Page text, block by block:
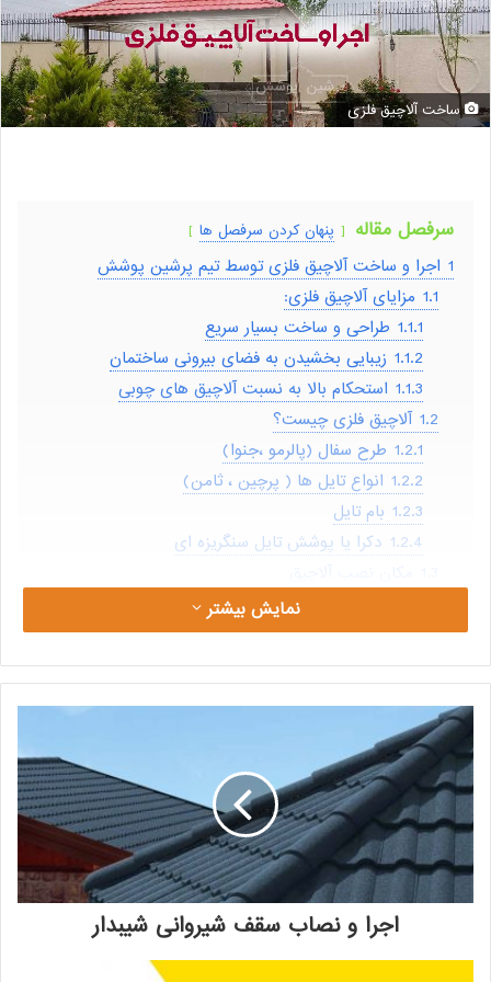
ساخت آلاچیق فلزی
سرفصل مقاله پنهان کردن سرفصل ها
1 اجرا و ساخت آلاچیق فلزی توسط تیم پرشین پوشش
1.1 مزایای آلاچیق فلزی:
1.1.1 طراحی و ساخت بسیار سریع
1.1.2 زیبایی بخشیدن به فضای بیرونی ساختمان
1.1.3 استحکام بالا به نسبت آلاچیق های چوبی
1.2 آلاچیق فلزی چیست؟
1.2.1 طرح سفال (پالرمو ،جنوا)
1.2.2 انواع تایل ها ( پرچین ، ثامن)
1.2.3 بام تایل
1.2.4 دکرا یا پوشش تایل سنگریزه ای
اجرا و ساخت آلاچیق فلزی توسط تیم
پرشین پوشش
آلاچیق فلزی سازه ای بی نظیر و فوق العاده است که در
فضاهای سبز، باغ ها، ویلا ها، هتل ها، روف گاردن و
رستورانها ساخته می شود. آلاچیق فلزی سازه‌ای نسبتاً سنگین
بوده و بسته به سبک و سیاق طراحی، در ساخت آن از انواع
پروفیل های فلزی استفاده می شود.
نمایش بیشتر
اجرا و نصاب سقف شیروانی شیبدار